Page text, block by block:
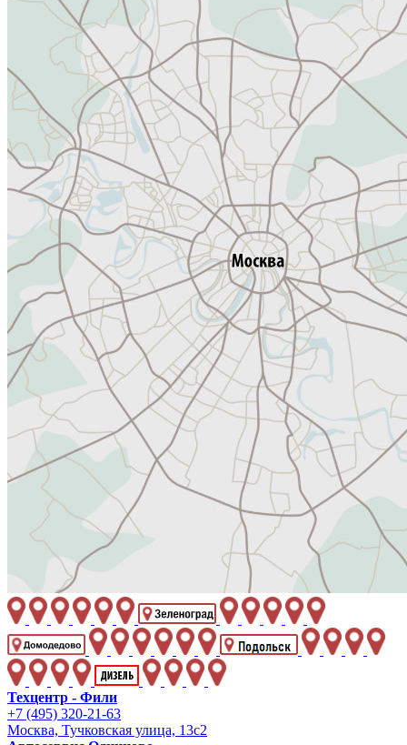
Техцентр - Фили
+7 (495) 320-21-63
Москва, Тучковская улица, 13с2